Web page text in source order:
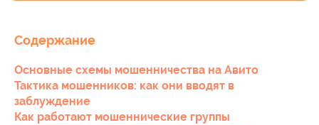
Содержание
Основные схемы мошенничества на Авито
Тактика мошенников: как они вводят в
заблуждение
Как работают мошеннические группы